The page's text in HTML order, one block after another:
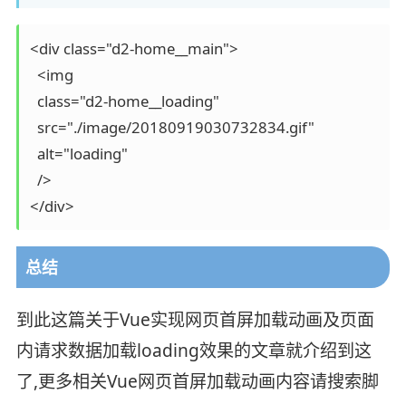
<div class="d2-home__main">
  <img
  class="d2-home__loading"
  src="./image/20180919030732834.gif"
  alt="loading"
  />
总结
到此这篇关于Vue实现网页首屏加载动画及页面
内请求数据加载loading效果的文章就介绍到这
了,更多相关Vue网页首屏加载动画内容请搜索脚